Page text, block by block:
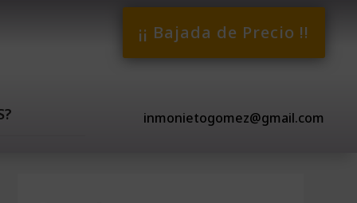
¡¡ Bajada de Precio !!
inmonietogomez@gmail.com